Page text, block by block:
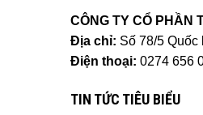
CÔNG TY CỔ PHẦN
Địa chỉ: Số 78/5
Điện thoại: 0274 656
TIN TỨC TIÊU BIỂU